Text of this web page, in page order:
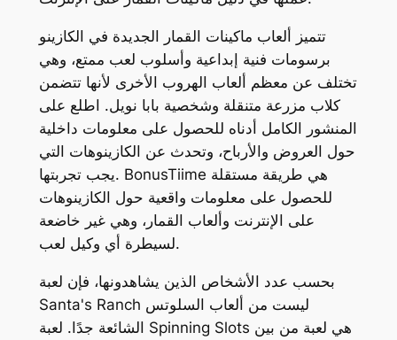
تتميز ألعاب ماكينات القمار الجديدة في الكازينو
برسومات فنية إبداعية وأسلوب لعب ممتع، وهي
تختلف عن معظم ألعاب الهروب الأخرى لأنها تتضمن
كلاب مزرعة متنقلة وشخصية بابا نويل. اطلع على
المنشور الكامل أدناه للحصول على معلومات داخلية
حول العروض والأرباح، وتحدث عن الكازينوهات التي
يجب تجربتها. BonusTiime هي طريقة مستقلة
للحصول على معلومات واقعية حول الكازينوهات
على الإنترنت وألعاب القمار، وهي غير خاضعة
لسيطرة أي وكيل لعب.
بحسب عدد الأشخاص الذين يشاهدونها، فإن لعبة
Santa's Ranch ليست من ألعاب السلوتس
الشائعة جدًا. لعبة Spinning Slots هي لعبة من بين